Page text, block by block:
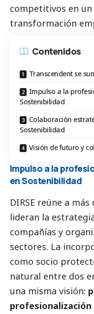
competitivos en
transformación
Contenidos
Transcendent se
Impulso a la
Sostenibilidad
Colaboración
Sostenibilidad
Visión de futuro y
Impulso a la
en Sostenibilidad
DIRSE reúne a más
lideran la
compañías y
sectores. La
como socio
natural entre dos
una misma visión:
profesionalización